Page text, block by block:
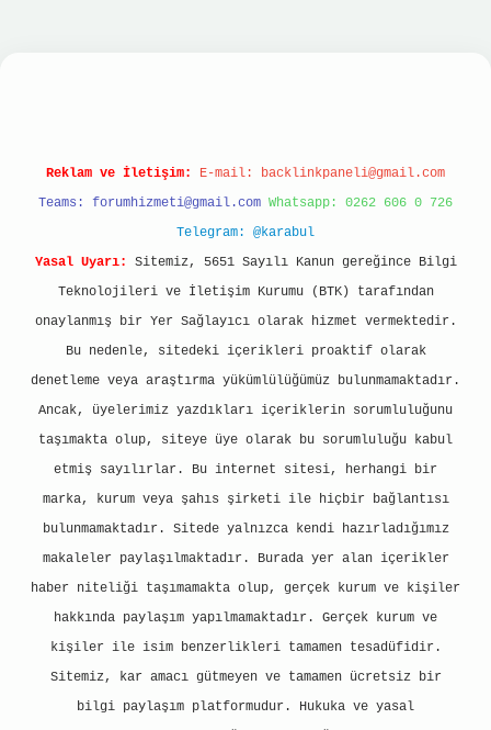
Reklam ve İletişim: E-mail: backlinkpaneli@gmail.com
Teams: forumhizmeti@gmail.com Whatsapp: 0262 606 0 726
Telegram: @karabul
Yasal Uyarı:
Sitemiz, 5651 Sayılı Kanun gereğince Bilgi
Teknolojileri ve İletişim Kurumu (BTK) tarafından
onaylanmış bir Yer Sağlayıcı olarak hizmet vermektedir.
Bu nedenle, sitedeki içerikleri proaktif olarak
denetleme veya araştırma yükümlülüğümüz bulunmamaktadır.
Ancak, üyelerimiz yazdıkları içeriklerin sorumluluğunu
taşımakta olup, siteye üye olarak bu sorumluluğu kabul
etmiş sayılırlar. Bu internet sitesi, herhangi bir
marka, kurum veya şahıs şirketi ile hiçbir bağlantısı
bulunmamaktadır. Sitede yalnızca kendi hazırladığımız
makaleler paylaşılmaktadır. Burada yer alan içerikler
haber niteliği taşımamakta olup, gerçek kurum ve kişiler
hakkında paylaşım yapılmamaktadır. Gerçek kurum ve
kişiler ile isim benzerlikleri tamamen tesadüfidir.
Sitemiz, kar amacı gütmeyen ve tamamen ücretsiz bir
bilgi paylaşım platformudur. Hukuka ve yasal